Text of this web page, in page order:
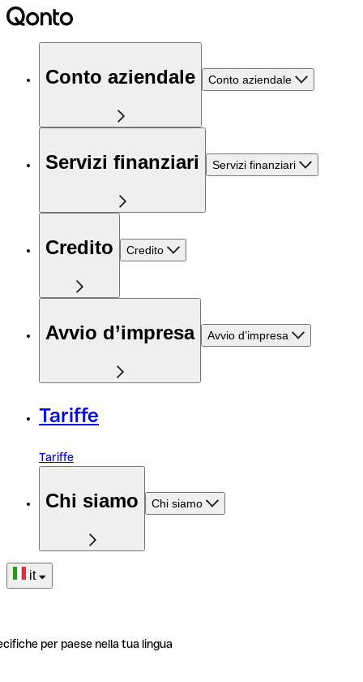
Conto aziendale Conto aziendale
Servizi finanziari Servizi finanziari
Credito Credito
Avvio d’impresa Avvio d’impresa
Tariffe
Tariffe
Chi siamo Chi siamo
it
per paese nella tua lingua